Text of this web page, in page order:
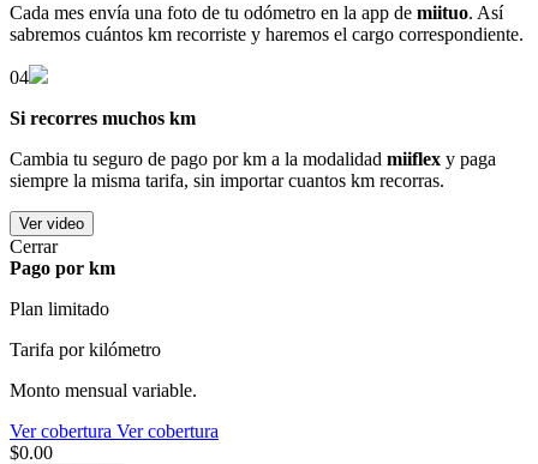
Cada mes envía una foto de tu odómetro en la app de miituo. Así
sabremos cuántos km recorriste y haremos el cargo correspondiente.
04
Si recorres muchos km
Cambia tu seguro de pago por km a la modalidad miiflex y paga
siempre la misma tarifa, sin importar cuantos km recorras.
Ver video
Cerrar
Pago por km
Plan limitado
Tarifa por kilómetro
Monto mensual variable.
Ver cobertura Ver cobertura
$0.00